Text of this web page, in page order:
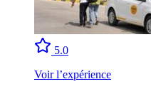
5.0
Voir l’expérience